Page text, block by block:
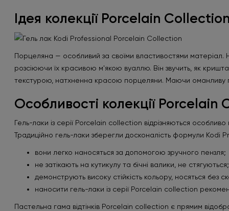
Ідея колекції Porcelain
Порцеляна — особливий за своїми властивостями матеріал.
розсіюючи їх красивою м'якою вуаллю. Він звучить, як
текстурою, натхненна красою порцеляни. Маючи оманливу
Особливості колекції Porcelain
Гель-лаки із серії Porcelain collection відрізняються
Традиційно гель-лаки зберегли досконалість формули Kodi
вони легко наносяться за допомогою зручного пензля;
не затікають на кутикулу та бічні валики, не стягуються;
демонструють високу стійкість кольору, носяться без
наносити гель-лаки із серії Porcelain collection
Пастельна гама відтінків Porcelain collection є прямим